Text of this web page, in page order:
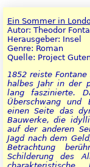
Ein Sommer in
Autor: Theodor
Herausgeber: Insel
Genre: Roman
Quelle: Project
1852 reiste
halbes Jahr in der
lang faszinierte.
Überschwang und
einen Seite das
Bauwerke, die
auf der anderen
Jagd nach dem
Betrachtung
Schilderung des